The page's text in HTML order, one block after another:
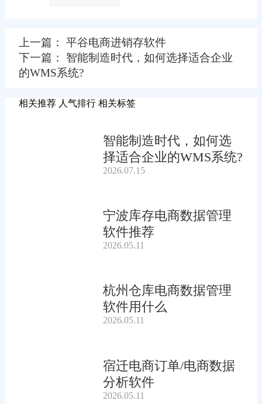
上一篇： 平谷电商进销存软件
下一篇： 智能制造时代，如何选择适合企业
的WMS系统?
相关推荐 人气排行 相关标签
智能制造时代，如何选
择适合企业的WMS系统?
2026.07.15
宁波库存电商数据管理
软件推荐
2026.05.11
杭州仓库电商数据管理
软件用什么
2026.05.11
宿迁电商订单/电商数据
分析软件
2026.05.11